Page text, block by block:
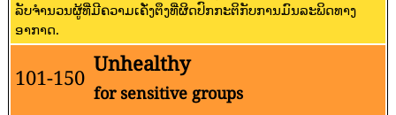
ລັບຈໍານວນຜູ້ທີ່ມີຄວາມເຄັ່ງຕຶງທີ່ຜິດປົກກະຕິກັບການມົນລະພິດທາງ
ອາກາດ.
101-150
Unhealthy
for sensitive groups